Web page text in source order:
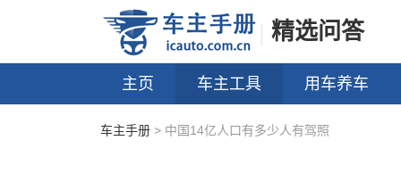
精选问答
主页 车主工具 用车养车
车主手册 > 中国14亿人口有多少人有驾照